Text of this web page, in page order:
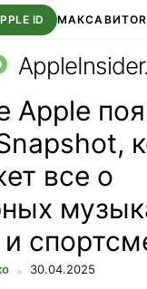
ID МАКСАВИТО
ВТБ ОНЛАЙН ЧАТ В
Apple
все о
и
30.04.2025